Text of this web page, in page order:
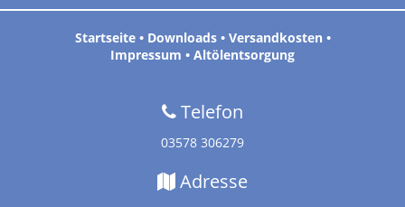
Startseite• Downloads• Versandkosten•
Impressum • Altölentsorgung
Telefon
03578 306279
Adresse